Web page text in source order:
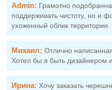
Admin: Грамотно
поддерживать чистоту, но и
ухоженный облик
Михаил: Отлично
Хотел бы я быть дизайнером
Ирина: Хочу заказать